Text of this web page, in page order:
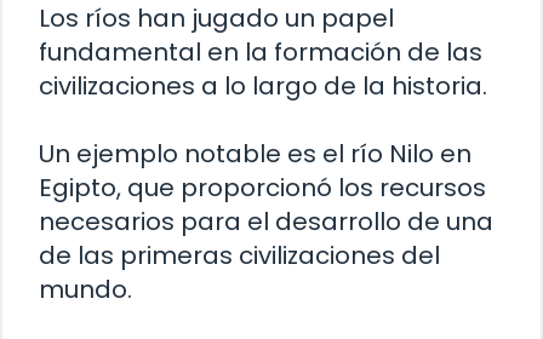
Los ríos han jugado un papel
fundamental en la formación de las
civilizaciones a lo largo de la historia.
Un ejemplo notable es el río Nilo en
Egipto, que proporcionó los recursos
necesarios para el desarrollo de una
de las primeras civilizaciones del
mundo.